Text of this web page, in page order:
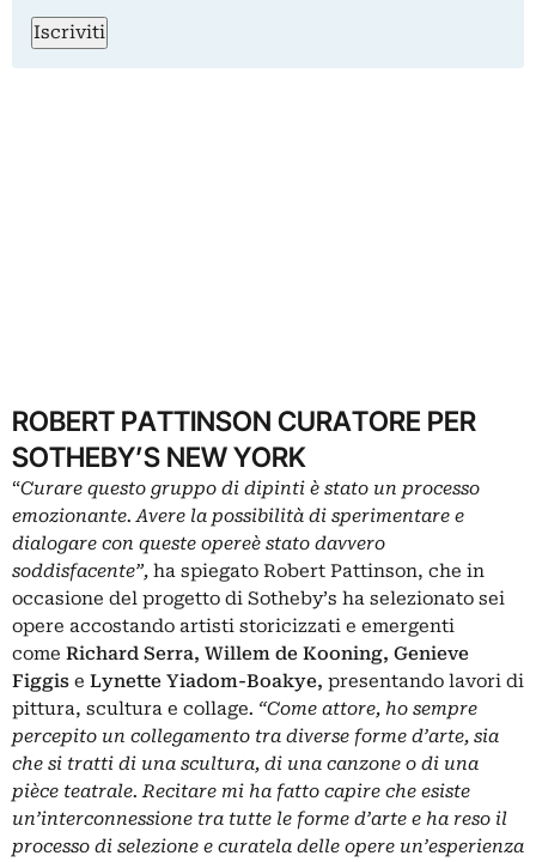
Iscriviti
ROBERT PATTINSON CURATORE PER
SOTHEBY’S NEW YORK
“Curare questo gruppo di dipinti è stato un processo
emozionante. Avere la possibilità di sperimentare e
dialogare con queste opereè stato davvero
soddisfacente”, ha spiegato Robert Pattinson, che in
occasione del progetto di Sotheby’s ha selezionato sei
opere accostando artisti storicizzati e emergenti
come Richard Serra, Willem de Kooning, Genieve
Figgis e Lynette Yiadom-Boakye, presentando lavori di
pittura, scultura e collage. “Come attore, ho sempre
percepito un collegamento tra diverse forme d’arte, sia
che si tratti di una scultura, di una canzone o di una
pièce teatrale. Recitare mi ha fatto capire che esiste
un’interconnessione tra tutte le forme d’arte e ha reso il
processo di selezione e curatela delle opere un’esperienza